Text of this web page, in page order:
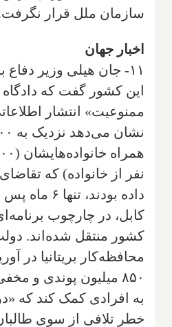
سازمان ملل قرار
اخبار جهان
۱۱- جان هیلی وزیر دفاع
این کشور گفت که دادگاه
ممنوعیت» انتشار
نفر از خانواده) که تقاضای
داده بودند،
کابل، در چارچوب
کشور منتقل شده‌اند.
۸۵۰ میلیون پوندی و
به افرادی کمک کند که
خطر تلافی از سوی